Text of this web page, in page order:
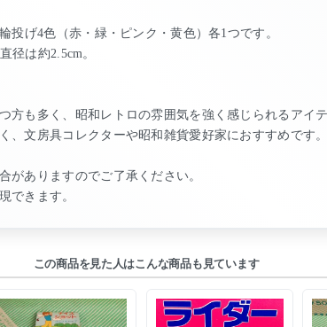
げ4色（赤・緑・ピンク・黄色）各1つです。
径は約2.5cm。
も多く、昭和レトロの雰囲気を強く感じられるアイテ
文房具コレクターや昭和雑貨愛好家におすすめです。
がありますのでご了承ください。
できます。
この商品を見た人はこんな商品も見ています